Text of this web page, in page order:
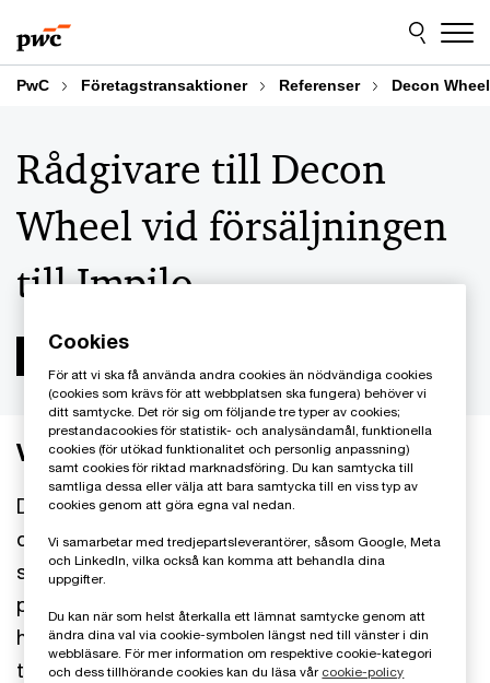
to
content
to
footer
PwC Företagstransaktioner Referenser Decon Wheel
Rådgivare till Decon
Wheel vid försäljningen
till Impilo
Verksamheten
Decon är en nordisk marknadsledande utvecklare
och tillverkare av högteknologiska drivenheter
som elektrifierar manuella rullstolar. Bolagets
produkterbjudande består av drivenheter,
handbikes, hopfällbara elektriska rullstolar och
tillbehör. Bolagets produkter förbättrar
Cookies
För att vi ska få använda andra cookies än nödvändiga cookies
(cookies som krävs för att webbplatsen ska fungera) behöver vi
ditt samtycke. Det rör sig om följande tre typer av cookies;
prestandacookies för statistik- och analysändamål, funktionella
cookies (för utökad funktionalitet och personlig anpassning)
samt cookies för riktad marknadsföring. Du kan samtycka till
samtliga dessa eller välja att bara samtycka till en viss typ av
cookies genom att göra egna val nedan.
Vi samarbetar med tredjepartsleverantörer, såsom Google, Meta
och LinkedIn, vilka också kan komma att behandla dina
uppgifter.
Du kan när som helst återkalla ett lämnat samtycke genom att
ändra dina val via cookie-symbolen längst ned till vänster i din
webbläsare. För mer information om respektive cookie-kategori
och dess tillhörande cookies kan du läsa vår cookie-policy